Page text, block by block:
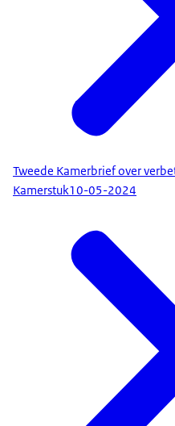
Tweede Kamerbrief over
Kamerstuk10-05-2024